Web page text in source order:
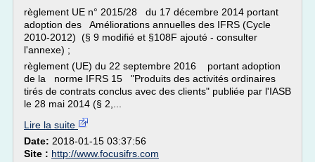
règlement UE n° 2015/28 du 17 décembre 2014 portant
adoption des Améliorations annuelles des IFRS (Cycle
2010-2012) (§ 9 modifié et §108F ajouté - consulter
l'annexe) ;
règlement (UE) du 22 septembre 2016 portant adoption
de la norme IFRS 15 "Produits des activités ordinaires
tirés de contrats conclus avec des clients" publiée par l'IASB
le 28 mai 2014 (§ 2,...
Lire la suite
Date: 2018-01-15 03:37:56
Site : http://www.focusifrs.com